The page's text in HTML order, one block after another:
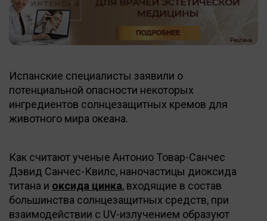
Испанские специалисты заявили о
потенциальной опасности некоторых
ингредиентов солнцезащитных кремов для
животного мира океана.
Как считают ученые Антонио Товар-Санчес
Дэвид Санчес-Квилс, наночастицы диоксида
титана и оксида цинка, входящие в состав
большинства солнцезащитных средств, при
взаимодействии с UV-излучением образуют